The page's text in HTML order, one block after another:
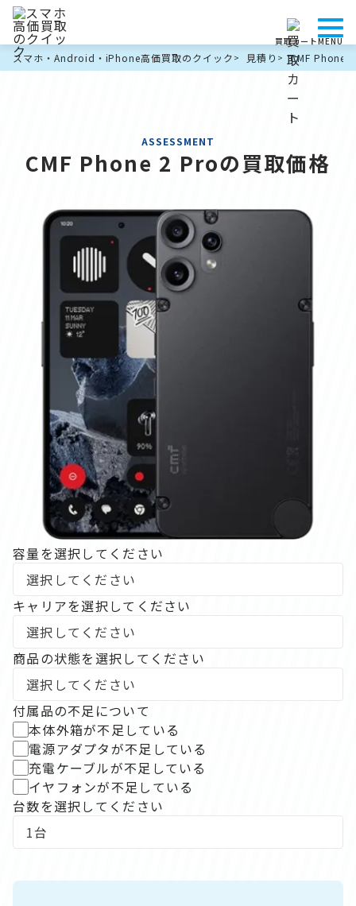
買取カートMENU
の買取価格
ション
スマホ・Android・iPhone高価買取のクイック 見積り CMF Phone
ASSESSMENT
CMF Phone 2 Proの買取価格
容量を選択してください
キャリアを選択してください
商品の状態を選択してください
付属品の不足について
本体外箱が不足している
電源アダプタが不足している
充電ケーブルが不足している
イヤフォンが不足している
台数を選択してください